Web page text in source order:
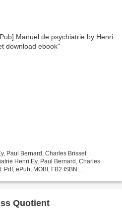
Paul Bernard, Charles Brisset
Henri Ey, Paul Bernard, Charles
Pdf, ePub, MOBI, FB2 ISBN:
Quotient